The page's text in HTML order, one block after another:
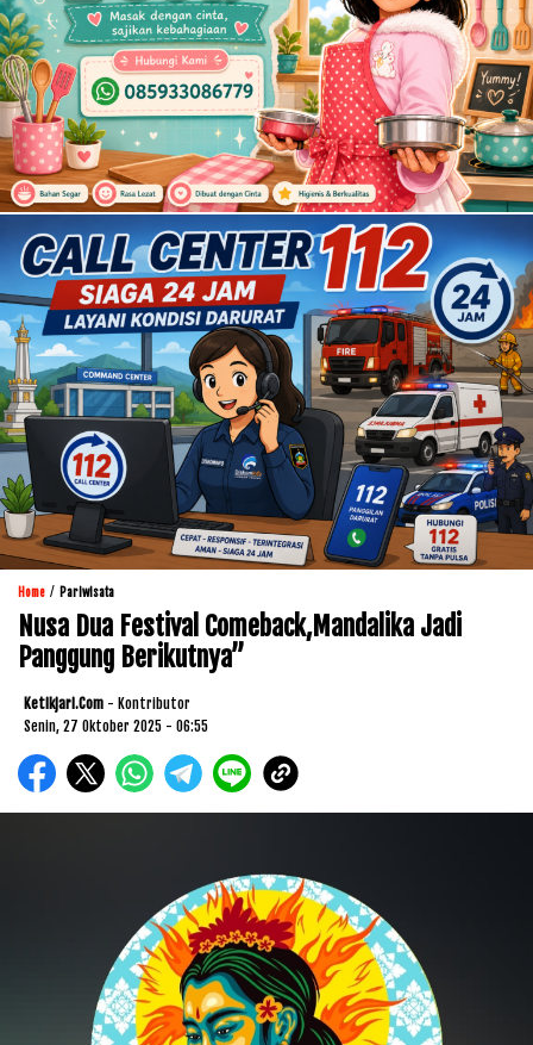
Home / Pariwisata
Nusa Dua Festival Comeback,Mandalika Jadi
Panggung Berikutnya”
Ketikjari.com - Kontributor
Senin, 27 Oktober 2025 - 06:55